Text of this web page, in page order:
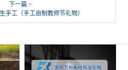
下一篇 >
手工（手工自制教师节礼物）